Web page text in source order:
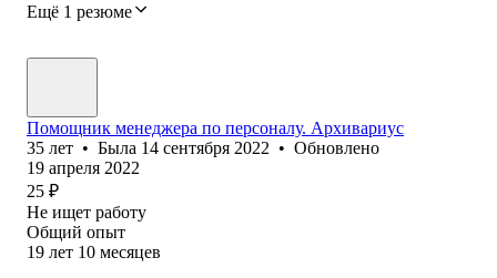
Ещё 1 резюме
Помощник менеджера по персоналу. Архивариус
35 лет • Была 14 сентября 2022 • Обновлено
19 апреля 2022
25 ₽
Не ищет работу
Общий опыт
19 лет 10 месяцев